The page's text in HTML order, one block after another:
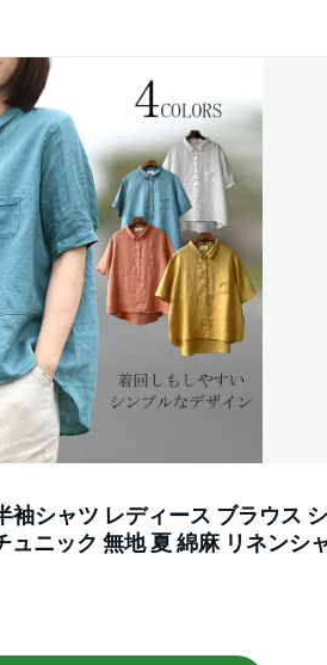
シャツ レディース ブラウス
ニック 無地 夏 綿麻 リネンシ
ル 前後差 カジュアル 体型カバ